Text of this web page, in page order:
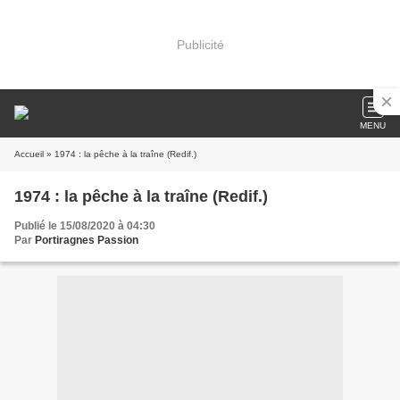
Publicité
MENU
Accueil » 1974 : la pêche à la traîne (Redif.)
1974 : la pêche à la traîne (Redif.)
Publié le 15/08/2020 à 04:30
Par Portiragnes Passion